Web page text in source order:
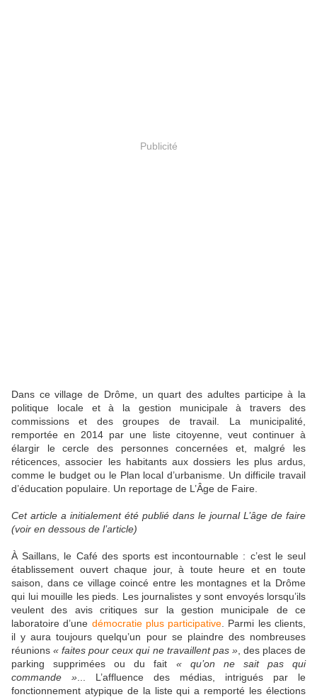
Publicité
Dans ce village de Drôme, un quart des adultes participe à la
politique locale et à la gestion municipale à travers des
commissions et des groupes de travail. La municipalité,
remportée en 2014 par une liste citoyenne, veut continuer à
élargir le cercle des personnes concernées et, malgré les
réticences, associer les habitants aux dossiers les plus ardus,
comme le budget ou le Plan local d’urbanisme. Un difficile travail
d’éducation populaire. Un reportage de L’Âge de Faire.
Cet article a initialement été publié dans le journal L’âge de faire
(voir en dessous de l’article)
À Saillans, le Café des sports est incontournable : c’est le seul
établissement ouvert chaque jour, à toute heure et en toute
saison, dans ce village coincé entre les montagnes et la Drôme
qui lui mouille les pieds. Les journalistes y sont envoyés lorsqu’ils
veulent des avis critiques sur la gestion municipale de ce
laboratoire d’une démocratie plus participative . Parmi les clients,
il y aura toujours quelqu’un pour se plaindre des nombreuses
réunions« faites pour ceux qui ne travaillent pas », des places de
parking supprimées ou du fait « qu’on ne sait pas qui
commande » ... L’affluence des médias, intrigués par le
fonctionnement atypique de la liste qui a remporté les élections